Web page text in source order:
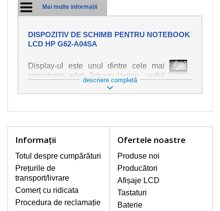
Mai multe informații
DISPOZITIV DE SCHIMB PENTRU NOTEBOOK
LCD HP G62-A04SA
Display-ul este unul dintre cele mai
importante părți într-un laptop, astfel
încât ne străduim să oferim piese de
schimb de cea mai bună calitate.
ul cu cea mai mare atenție. Cele mai
natură mecanică, cum ar fi afișajul rupt
sau crăpat. În plus, dungile verticale,
afișajul neiluminat, luminozitatea
intermitentă sau neuniformă
AFIŞAJE/DISPLAY LCD
descriere completă
Informaţii
Totul despre cumpărături
Prețurile de
transport/livrare
Comerț cu ridicata
Procedura de reclamație
Ofertele noastre
Produse noi
Producători
Afișaje LCD
Tastaturi
Baterie